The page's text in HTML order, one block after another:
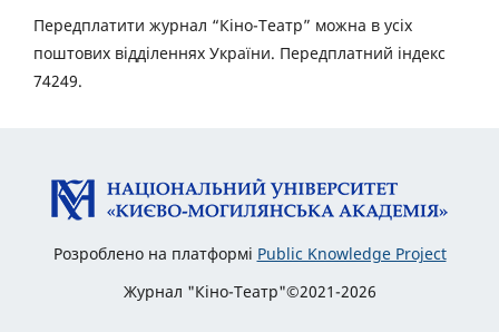
Передплатити журнал “Кіно-Театр” можна в усіх
поштових відділеннях України. Передплатний індекс
74249.
Розроблено на платформі Public Knowledge Project
Журнал "Кіно-Театр"©2021-2026